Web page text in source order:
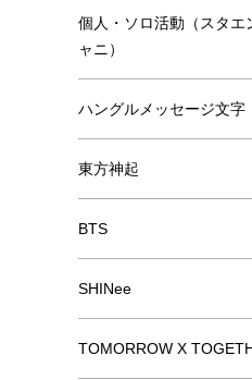
個人・ソロ活動（スタエ
ャニ）
ハングルメッセージ文字
東方神起
BTS
SHINee
TOMORROW X